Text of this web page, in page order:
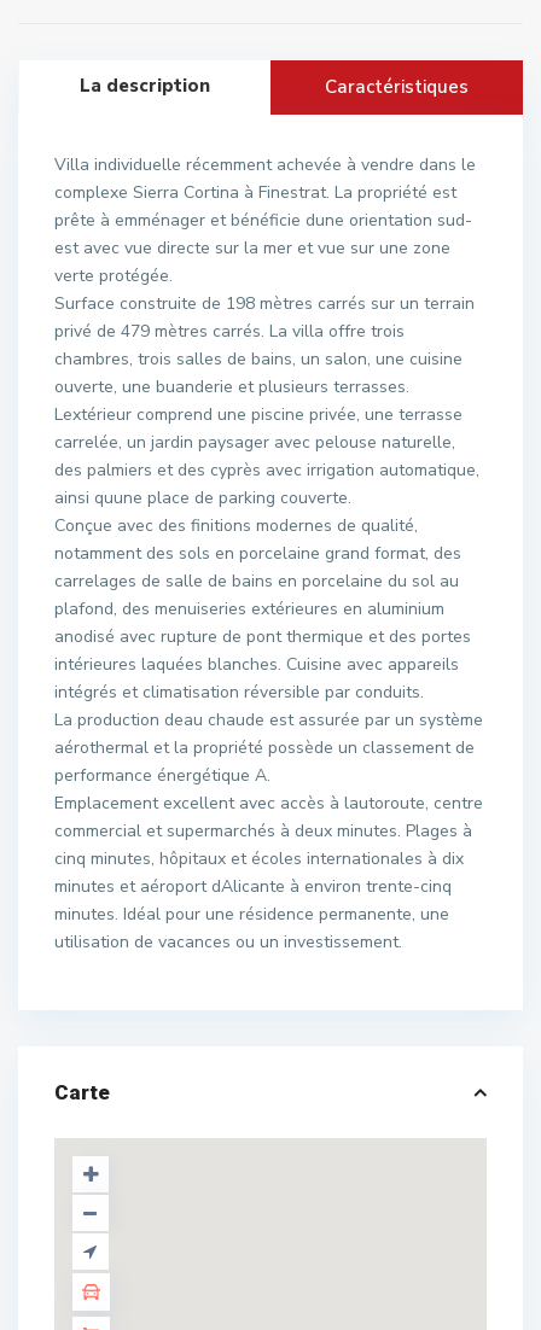
La description Caractéristiques
Villa individuelle récemment achevée à vendre dans le
complexe Sierra Cortina à Finestrat. La propriété est
prête à emménager et bénéficie dune orientation sud-
est avec vue directe sur la mer et vue sur une zone
verte protégée.
Surface construite de 198 mètres carrés sur un terrain
privé de 479 mètres carrés. La villa offre trois
chambres, trois salles de bains, un salon, une cuisine
ouverte, une buanderie et plusieurs terrasses.
Lextérieur comprend une piscine privée, une terrasse
carrelée, un jardin paysager avec pelouse naturelle,
des palmiers et des cyprès avec irrigation automatique,
ainsi quune place de parking couverte.
Conçue avec des finitions modernes de qualité,
notamment des sols en porcelaine grand format, des
carrelages de salle de bains en porcelaine du sol au
plafond, des menuiseries extérieures en aluminium
anodisé avec rupture de pont thermique et des portes
intérieures laquées blanches. Cuisine avec appareils
intégrés et climatisation réversible par conduits.
La production deau chaude est assurée par un système
aérothermal et la propriété possède un classement de
performance énergétique A.
Emplacement excellent avec accès à lautoroute, centre
commercial et supermarchés à deux minutes. Plages à
cinq minutes, hôpitaux et écoles internationales à dix
minutes et aéroport dAlicante à environ trente-cinq
minutes. Idéal pour une résidence permanente, une
utilisation de vacances ou un investissement.
Carte